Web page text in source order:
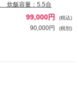
炊飯容量：5.5合
99,000円 (税込)
90,000円 (税別)